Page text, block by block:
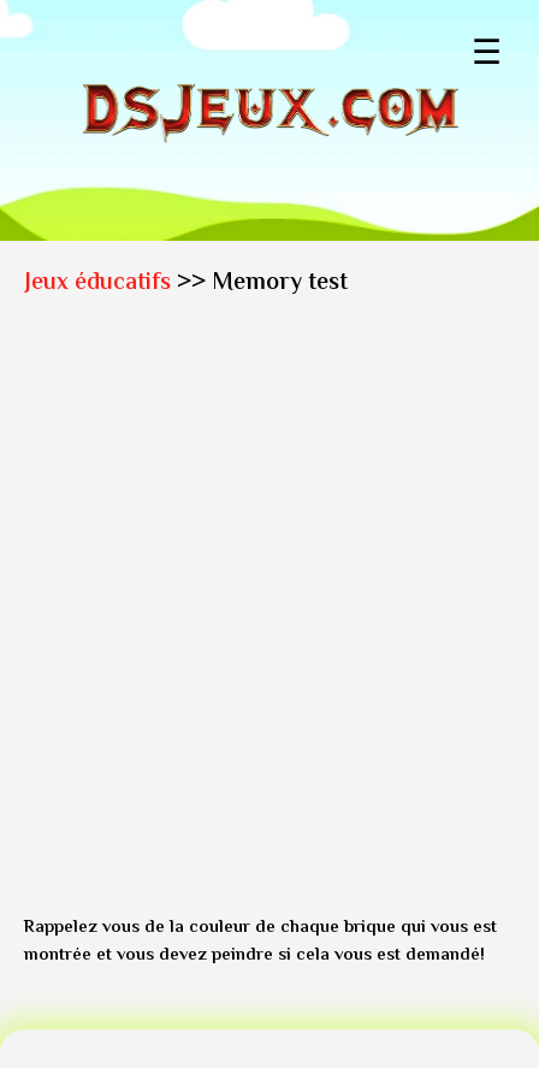
☰
Jeux éducatifs>> Memory test
Rappelez vous de la couleur de chaque brique qui vous est
montrée et vous devez peindre si cela vous est demandé!